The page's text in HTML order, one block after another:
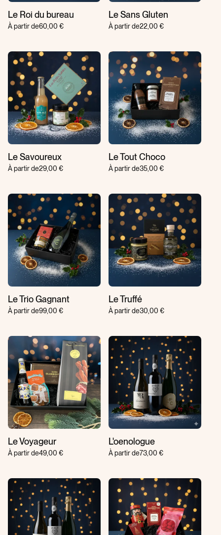
Le Roi du bureau
À partir de60,00 €
Le Sans Gluten
À partir de22,00 €
Le Savoureux
À partir de29,00 €
Le Tout Choco
À partir de35,00 €
Le Trio Gagnant
À partir de99,00 €
Le Truffé
À partir de30,00 €
Le Voyageur
À partir de49,00 €
L'oenologue
À partir de73,00 €